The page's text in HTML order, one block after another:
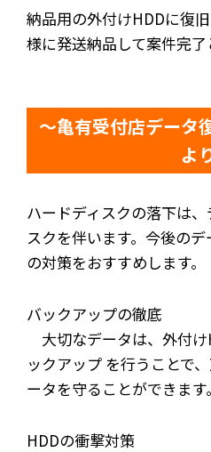
納品用の外付けHDDに復
様に発送納品して案件完了
～亀有受付店デー
よ
ハードディスクの落下は
スクを伴います。今後の
の対策をおすすめします。
バックアップの徹底
大切なデータは、 外付
ックアップ を行うことで
ータを守ることができます。
HDDの衝撃対策